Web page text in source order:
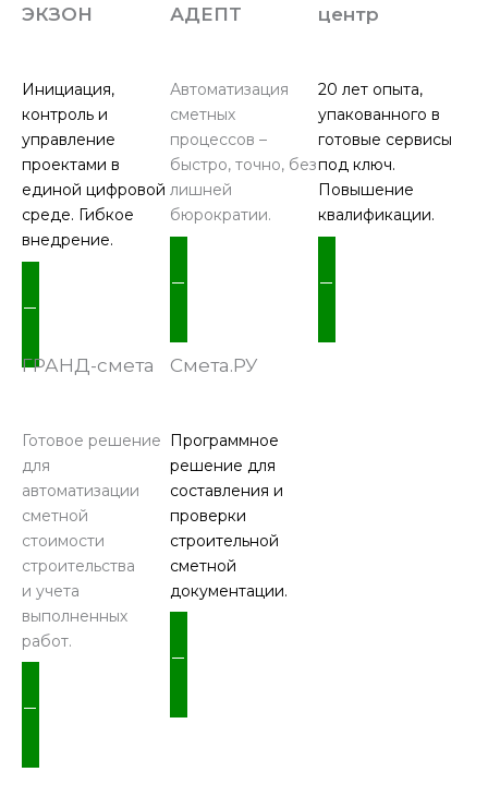
ЭКЗОН
Инициация,
контроль и
управление
проектами в
единой цифровой
среде. Гибкое
внедрение.
ПОДРОБНЕЕ
АДЕПТ
Автоматизация
сметных
процессов –
быстро, точно, без
лишней
бюрократии.
ПОДРОБНЕЕ
центр
20 лет опыта,
упакованного в
готовые сервисы
под ключ.
Повышение
квалификации.
ПОДРОБНЕЕ
ГРАНД-смета
Готовое решение
для
автоматизации
сметной
стоимости
строительства
и учета
выполненных
работ.
ПОДРОБНЕЕ
Смета.РУ
Программное
решение для
составления и
проверки
строительной
сметной
документации.
ПОДРОБНЕЕ